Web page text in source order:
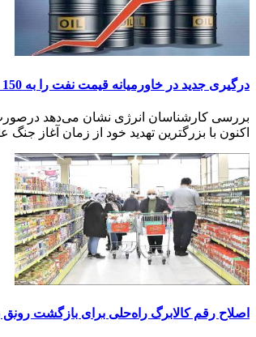
درگیری جدید در خاورمیانه قیمت نفت را به 150 دلار می‌رساند
اکنون با بزرگترین تهدید خود از زمان آغاز جنگ
اصلاح رقم کالابرگ راه‌حلی برای بازگشت